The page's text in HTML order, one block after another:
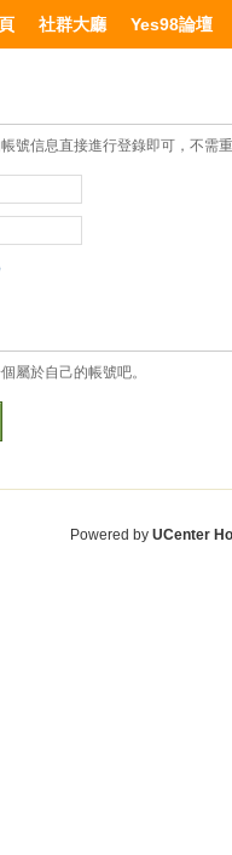
社群大廳 Yes98論壇
號信息直接進行登錄即可，不需
屬於自己的帳號吧。
Powered by UCenter